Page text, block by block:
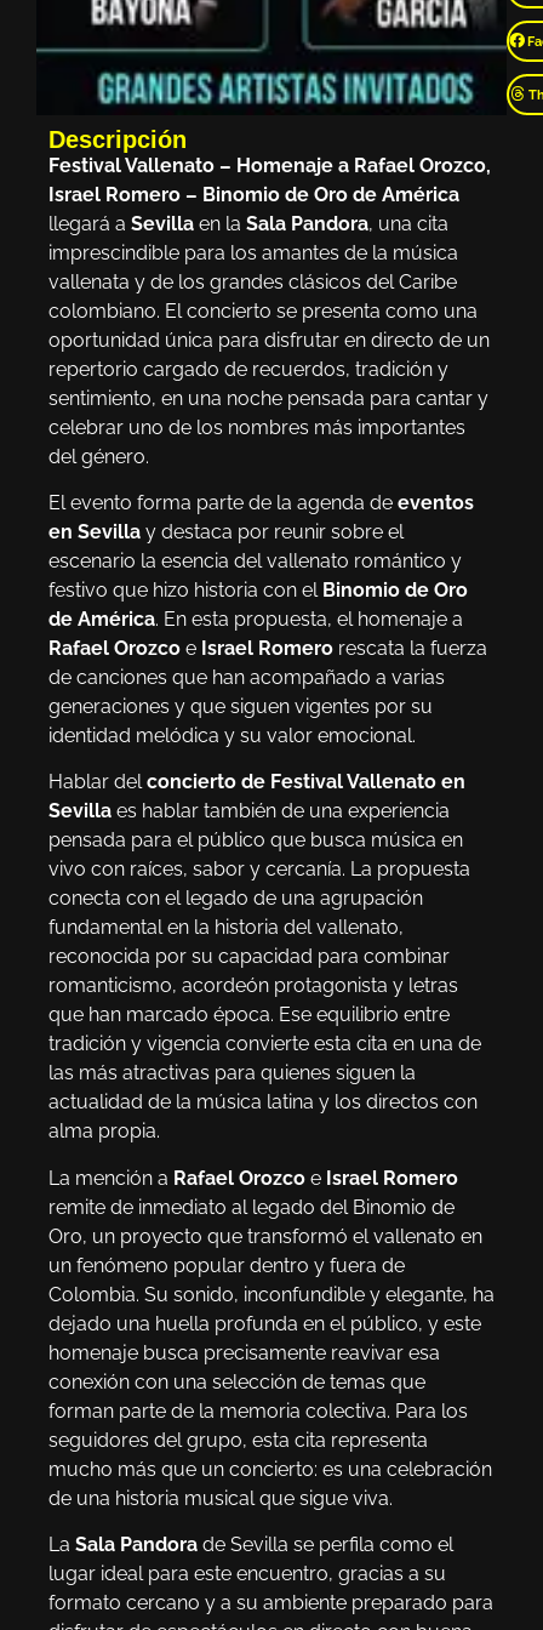
Descripción
Festival Vallenato – Homenaje a Rafael Orozco,
Israel Romero – Binomio de Oro de América
llegará a Sevilla en la Sala Pandora, una cita
imprescindible para los amantes de la música
vallenata y de los grandes clásicos del Caribe
colombiano. El concierto se presenta como una
oportunidad única para disfrutar en directo de un
repertorio cargado de recuerdos, tradición y
sentimiento, en una noche pensada para cantar y
celebrar uno de los nombres más importantes
del género.
El evento forma parte de la agenda de eventos
en Sevilla y destaca por reunir sobre el
escenario la esencia del vallenato romántico y
festivo que hizo historia con el Binomio de Oro
de América. En esta propuesta, el homenaje a
Rafael Orozco e Israel Romero rescata la fuerza
de canciones que han acompañado a varias
generaciones y que siguen vigentes por su
identidad melódica y su valor emocional.
Hablar delconcierto de Festival Vallenato en
Sevilla es hablar también de una experiencia
pensada para el público que busca música en
vivo con raíces, sabor y cercanía. La propuesta
conecta con el legado de una agrupación
fundamental en la historia del vallenato,
reconocida por su capacidad para combinar
romanticismo, acordeón protagonista y letras
que han marcado época. Ese equilibrio entre
tradición y vigencia convierte esta cita en una de
las más atractivas para quienes siguen la
actualidad de la música latina y los directos con
alma propia.
La mención a Rafael Orozco e Israel Romero
remite de inmediato al legado del Binomio de
Oro, un proyecto que transformó el vallenato en
un fenómeno popular dentro y fuera de
Colombia. Su sonido, inconfundible y elegante, ha
dejado una huella profunda en el público, y este
homenaje busca precisamente reavivar esa
conexión con una selección de temas que
forman parte de la memoria colectiva. Para los
seguidores del grupo, esta cita representa
mucho más que un concierto: es una celebración
de una historia musical que sigue viva.
La Sala Pandora de Sevilla se perfila como el
lugar ideal para este encuentro, gracias a su
formato cercano y a su ambiente preparado para